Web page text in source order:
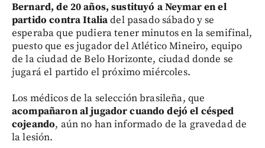
Bernard, de 20 años, sustituyó a Neymar en el
partido contra Italiadel pasado sábado y se
esperaba que pudiera tener minutos en la semifinal,
puesto que es jugador del Atlético Mineiro, equipo
de la ciudad de Belo Horizonte, ciudad donde se
jugará el partido el próximo miércoles.
Los médicos de la selección brasileña, que
acompañaron al jugador cuando dejó el césped
cojeando, aún no han informado de la gravedad de
la lesión.